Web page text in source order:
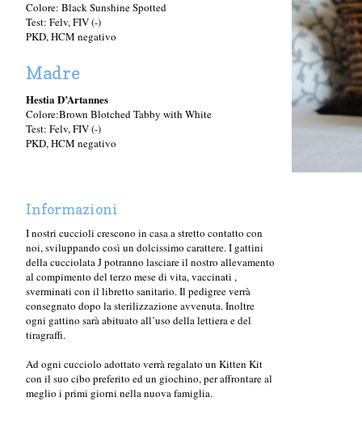
Colore: Black Sunshine Spotted
Test: Felv, FIV (-)
PKD, HCM negativo
Madre
Hestia D’Artannes
Colore:Brown Blotched Tabby with White
Test: Felv, FIV (-)
PKD, HCM negativo
Informazioni
I nostri cuccioli crescono in casa a stretto contatto con
noi, sviluppando così un dolcissimo carattere.I gattini
della cucciolata J potranno lasciare il nostro allevamento
al compimento del terzo mese di vita, vaccinati ,
sverminati con il libretto sanitario. Il pedigree verrà
consegnato dopo la sterilizzazione avvenuta. Inoltre
ogni gattino sarà abituato all’uso della lettiera e del
tiragraffi.
Ad ogni cucciolo adottato verrà regalato un Kitten Kit
con il suo cibo preferito ed un giochino, per affrontare al
meglio i primi giorni nella nuova famiglia.